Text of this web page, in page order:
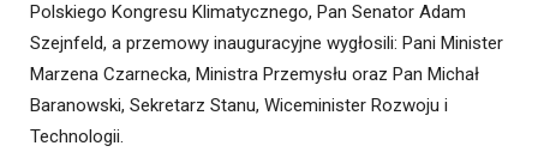
Polskiego Kongresu Klimatycznego, Pan Senator Adam
Szejnfeld, a przemowy inauguracyjne wygłosili: Pani Minister
Marzena Czarnecka, Ministra Przemysłu oraz Pan Michał
Baranowski, Sekretarz Stanu, Wiceminister Rozwoju i
Technologii.